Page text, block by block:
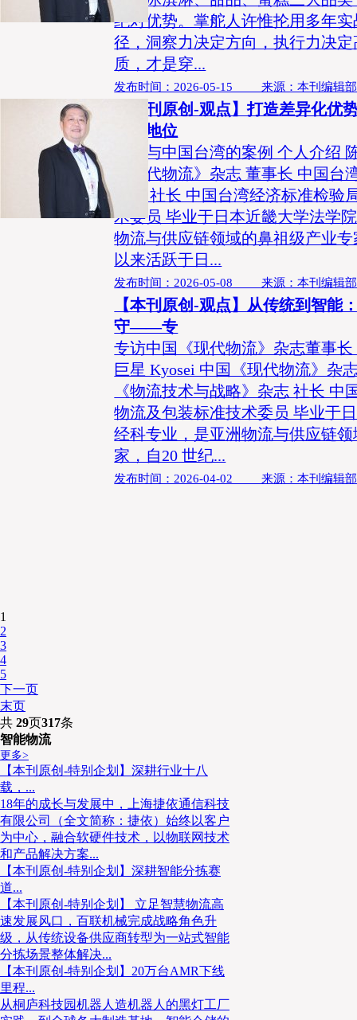
绝对优势。掌舵人许惟抡用多年
径，洞察力决定方向，执行力决
质，才是穿...
发布时间：2026-05-15 来源：本刊编辑部
【本刊原创-观点】打造差异化优
领先地位
日本与中国台湾的案例 个人介绍
《现代物流》杂志 董事长 中国台
杂志 社长 中国台湾经济标准检验
术委员 毕业于日本近畿大学法学
物流与供应链领域的鼻祖级产业
以来活跃于日...
发布时间：2026-05-08 来源：本刊编辑部
【本刊原创-观点】从传统到智能
守——专
专访中国《现代物流》杂志董事
巨星 Kyosei 中国《现代物流》杂
《物流技术与战略》杂志 社长 中
物流及包装标准技术委员 毕业于
经科专业，是亚洲物流与供应链
家，自20 世纪...
发布时间：2026-04-02 来源：本刊编辑部
1
2
3
4
5
下一页
末页
共 29页317条
智能物流
更多>
【本刊原创-特别企划】深耕行业十八
载，...
18年的成长与发展中，上海捷依通信科技
有限公司（全文简称：捷依）始终以客户
为中心，融合软硬件技术，以物联网技术
和产品解决方案...
【本刊原创-特别企划】深耕智能分拣赛
道...
【本刊原创-特别企划】 立足智慧物流高
速发展风口，百联机械完成战略角色升
级，从传统设备供应商转型为一站式智能
分拣场景整体解决...
【本刊原创-特别企划】20万台AMR下线
里程...
从桐庐科技园机器人造机器人的黑灯工厂